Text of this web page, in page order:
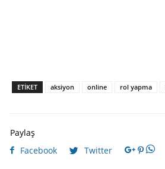
ETIKET aksiyon online rol yapma
Paylaş
Facebook
Twitter